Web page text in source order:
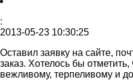
:
2013-05-23 10:30:25
Оставил заявку на сайте,
заказ. Хотелось бы
вежливому, терпеливому и